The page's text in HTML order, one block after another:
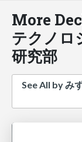
More
テクノロ
研究部
See All by み